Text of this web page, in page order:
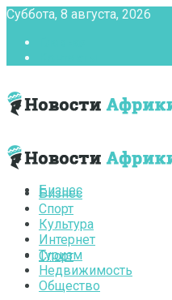
Суббота, 8 августа, 2026
Бизнес
Спорт
Бизнес
Спорт
Культура
Интернет
Туризм
Недвижимость
Общество